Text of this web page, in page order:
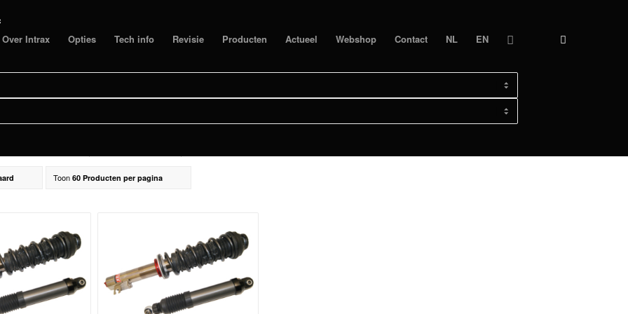
Over Intrax Opties Tech info Revisie Producten Actueel Webshop Contact NL EN
Toon 60 Producten per pagina